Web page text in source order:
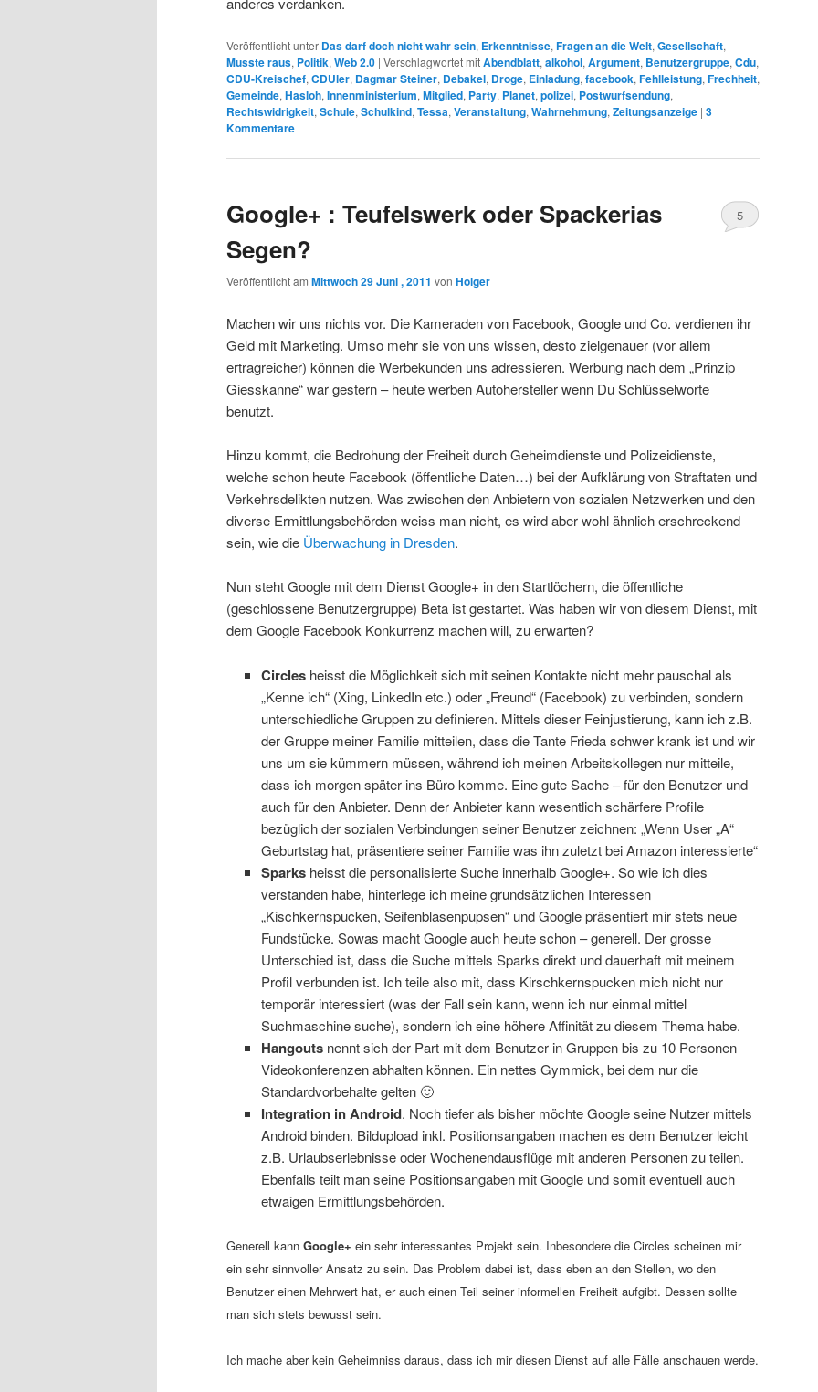
Veröffentlicht unter Das darf doch nicht wahr sein, Erkenntnisse, Fragen an die Welt, Gesellschaft,
Musste raus, Politik, Web 2.0 | Verschlagwortet mitAbendblatt, alkohol, Argument, Benutzergruppe, Cdu,
CDU-Kreischef, CDUler, Dagmar Steiner, Debakel, Droge, Einladung, facebook, Fehlleistung, Frechheit,
Gemeinde, Hasloh, Innenministerium, Mitglied, Party, Planet, polizei, Postwurfsendung,
Rechtswidrigkeit, Schule, Schulkind, Tessa, Veranstaltung, Wahrnehmung, Zeitungsanzeige | 3
Kommentare
Google+ : Teufelswerk oder Spackerias
Segen?
Veröffentlicht am Mittwoch 29 Juni , 2011 von Holger
5
Machen wir uns nichts vor. Die Kameraden von Facebook, Google und Co. verdienen ihr
Geld mit Marketing. Umso mehr sie von uns wissen, desto zielgenauer (vor allem
ertragreicher) können die Werbekunden uns adressieren. Werbung nach dem „Prinzip
Giesskanne“ war gestern – heute werben Autohersteller wenn Du Schlüsselworte
benutzt.
Hinzu kommt, die Bedrohung der Freiheit durch Geheimdienste und Polizeidienste,
welche schon heute Facebook (öffentliche Daten…) bei der Aufklärung von Straftaten und
Verkehrsdelikten nutzen. Was zwischen den Anbietern von sozialen Netzwerken und den
diverse Ermittlungsbehörden weiss man nicht, es wird aber wohl ähnlich erschreckend
sein, wie die Überwachung in Dresden.
Nun steht Google mit dem Dienst Google+ in den Startlöchern, die öffentliche
(geschlossene Benutzergruppe) Beta ist gestartet. Was haben wir von diesem Dienst, mit
dem Google Facebook Konkurrenz machen will, zu erwarten?
Circlesheisst die Möglichkeit sich mit seinen Kontakte nicht mehr pauschal als
„Kenne ich“ (Xing, LinkedIn etc.) oder „Freund“ (Facebook) zu verbinden, sondern
unterschiedliche Gruppen zu definieren. Mittels dieser Feinjustierung, kann ich z.B.
der Gruppe meiner Familie mitteilen, dass die Tante Frieda schwer krank ist und wir
uns um sie kümmern müssen, während ich meinen Arbeitskollegen nur mitteile,
dass ich morgen später ins Büro komme. Eine gute Sache – für den Benutzer und
auch für den Anbieter. Denn der Anbieter kann wesentlich schärfere Profile
bezüglich der sozialen Verbindungen seiner Benutzer zeichnen: „Wenn User „A“
Geburtstag hat, präsentiere seiner Familie was ihn zuletzt bei Amazon interessierte“
Sparksheisst die personalisierte Suche innerhalb Google+. So wie ich dies
verstanden habe, hinterlege ich meine grundsätzlichen Interessen
„Kischkernspucken, Seifenblasenpupsen“ und Google präsentiert mir stets neue
Fundstücke. Sowas macht Google auch heute schon – generell. Der grosse
Unterschied ist, dass die Suche mittels Sparks direkt und dauerhaft mit meinem
Profil verbunden ist. Ich teile also mit, dass Kirschkernspucken mich nicht nur
temporär interessiert (was der Fall sein kann, wenn ich nur einmal mittel
Suchmaschine suche), sondern ich eine höhere Affinität zu diesem Thema habe.
Hangoutsnennt sich der Part mit dem Benutzer in Gruppen bis zu 10 Personen
Videokonferenzen abhalten können. Ein nettes Gymmick, bei dem nur die
Standardvorbehalte gelten 🙂
Integration in Android. Noch tiefer als bisher möchte Google seine Nutzer mittels
Android binden. Bildupload inkl. Positionsangaben machen es dem Benutzer leicht
z.B. Urlaubserlebnisse oder Wochenendausflüge mit anderen Personen zu teilen.
Ebenfalls teilt man seine Positionsangaben mit Google und somit eventuell auch
etwaigen Ermittlungsbehörden.
Generell kann Google+ ein sehr interessantes Projekt sein. Inbesondere die Circles scheinen mir
ein sehr sinnvoller Ansatz zu sein. Das Problem dabei ist, dass eben an den Stellen, wo den
Benutzer einen Mehrwert hat, er auch einen Teil seiner informellen Freiheit aufgibt. Dessen sollte
man sich stets bewusst sein.
Ich mache aber kein Geheimniss daraus, dass ich mir diesen Dienst auf alle Fälle anschauen werde.